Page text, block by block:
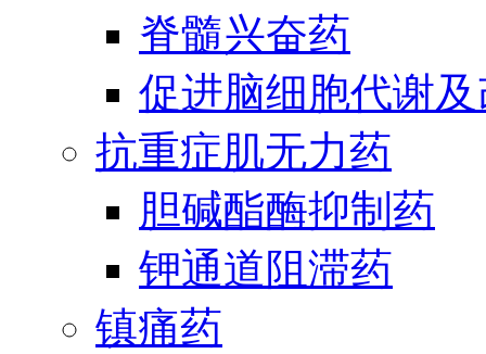
脊髓兴奋药
促进脑细胞代谢
抗重症肌无力药
胆碱酯酶抑制药
钾通道阻滞药
镇痛药